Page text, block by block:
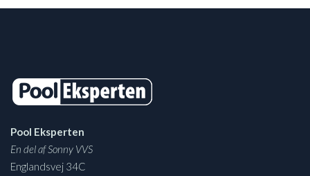
Pool Eksperten
En del af Sonny VVS
Englandsvej 34C